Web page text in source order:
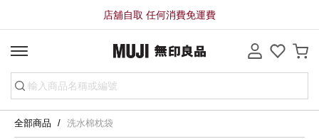
店舖自取 任何消費免運費
全部商品 洗水棉枕袋